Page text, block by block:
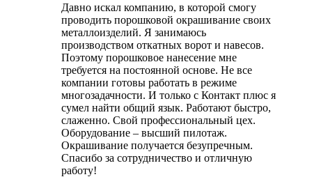
Давно искал компанию, в которой смогу
проводить порошковой окрашивание своих
металлоизделий. Я занимаюсь
производством откатных ворот и навесов.
Поэтому порошковое нанесение мне
требуется на постоянной основе. Не все
компании готовы работать в режиме
многозадачности. И только с Контакт плюс я
сумел найти общий язык. Работают быстро,
слаженно. Свой профессиональный цех.
Оборудование – высший пилотаж.
Окрашивание получается безупречным.
Спасибо за сотрудничество и отличную
работу!